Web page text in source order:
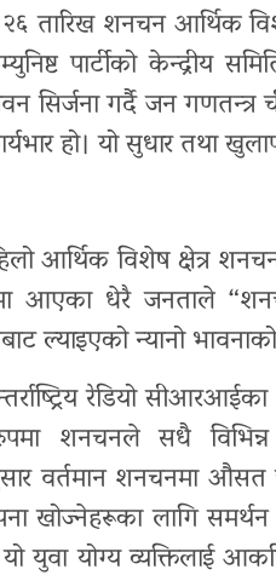
तारिख शनचन आर्थिक
पार्टीको केन्द्रीय
सिर्जना गर्दै जन गणतन्त्र
हो। यो सुधार तथा
आर्थिक विशेष क्षेत्र
आएका धेरै जनताले
ल्याइएको न्यानो
रेडियो
शनचनले सधै विभिन्न
वर्तमान शनचनमा ‌‌औसत
खोज्नेहरूका लागि
युवा योग्य व्यक्तिलाई